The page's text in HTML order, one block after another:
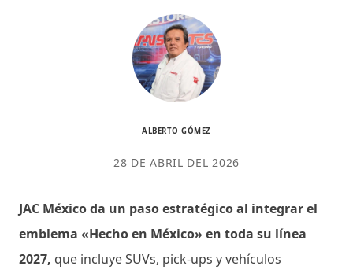
ALBERTO GÓMEZ
28 DE ABRIL DEL 2026
JAC México da un paso estratégico al integrar el
emblema «Hecho en México» en toda su línea
2027, que incluye SUVs, pick-ups y vehículos